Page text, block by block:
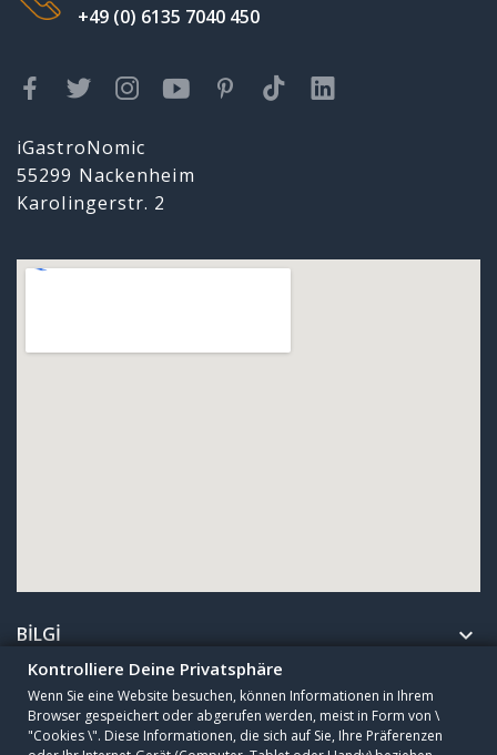
+49 (0) 6135 7040 450
iGastroNomic
55299 Nackenheim
Karolingerstr. 2
BILGI 
ŞIRKET
Kontrolliere Deine Privatsphäre
Wenn Sie eine Website besuchen, können Informationen in Ihrem
Browser gespeichert oder abgerufen werden, meist in Form von \
"Cookies \". Diese Informationen, die sich auf Sie, Ihre Präferenzen